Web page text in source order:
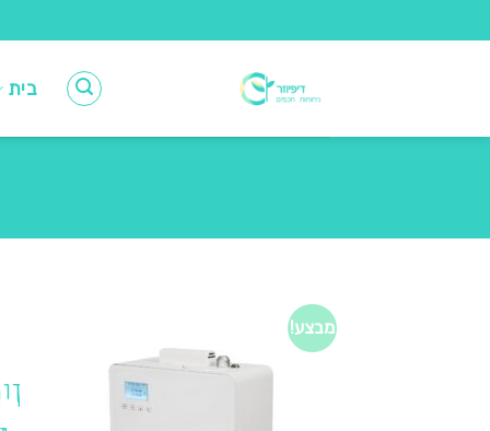
to
בית
מבצע!